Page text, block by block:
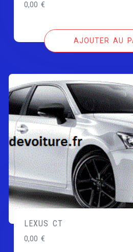
0,00€
AJOUTER AU
LEXUS CT
0,00€